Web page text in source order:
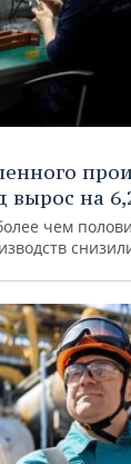
вырос на
чем